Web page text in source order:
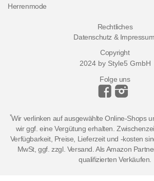
Herrenmode
Rechtliches
Datenschutz & Impressum
Copyright
2024 by Style5 GmbH
Folge uns
*Wir verlinken auf ausgewählte Online-Shops
wir ggf. eine Vergütung erhalten.
Verfügbarkeit, Preise, Lieferzeit und -kosten
MwSt, ggf. zzgl. Versand. Als Amazon
qualifizierten Verkäufen.